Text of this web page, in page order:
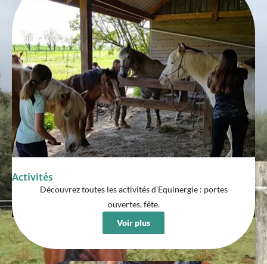
Activités
Découvrez toutes les activités d’Equinergie : portes
ouvertes, fête.
Voir plus